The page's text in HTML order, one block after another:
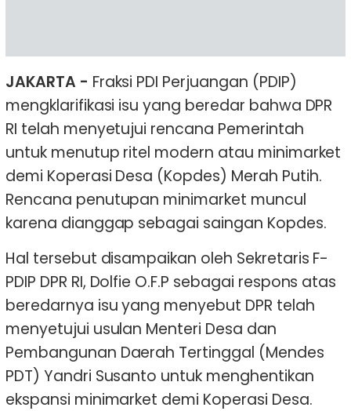
JAKARTA - Fraksi PDI Perjuangan (PDIP)
mengklarifikasi isu yang beredar bahwa DPR
RI telah menyetujui rencana Pemerintah
untuk menutup ritel modern atau minimarket
demi Koperasi Desa (Kopdes) Merah Putih.
Rencana penutupan minimarket muncul
karena dianggap sebagai saingan Kopdes.
Hal tersebut disampaikan oleh Sekretaris F-
PDIP DPR RI, Dolfie O.F.P sebagai respons atas
beredarnya isu yang menyebut DPR telah
menyetujui usulan Menteri Desa dan
Pembangunan Daerah Tertinggal (Mendes
PDT) Yandri Susanto untuk menghentikan
ekspansi minimarket demi Koperasi Desa.